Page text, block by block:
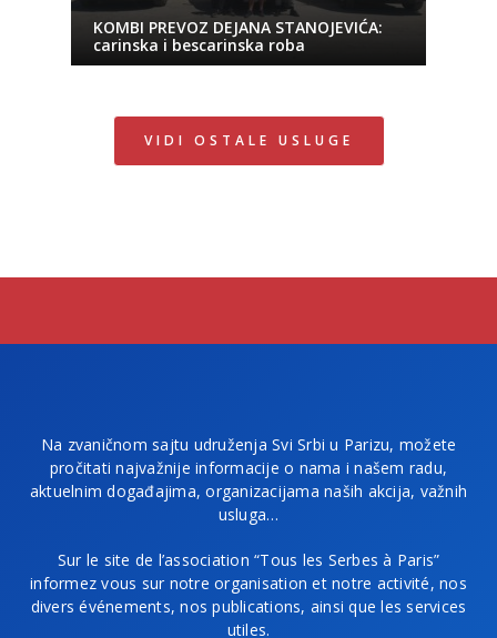
KOMBI PREVOZ DEJANA STANOJEVIĆA:
carinska i bescarinska roba
VIDI OSTALE USLUGE
Na zvaničnom sajtu udruženja Svi Srbi u Parizu, možete
pročitati najvažnije informacije o nama i našem radu,
aktuelnim događajima, organizacijama naših akcija, važnih
usluga…
Sur le site de l’association “Tous les Serbes à Paris”
informez vous sur notre organisation et notre activité, nos
divers événements, nos publications, ainsi que les services
utiles.